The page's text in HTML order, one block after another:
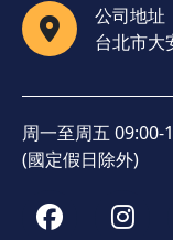
公司地址
台北市大
周一至周五 09:00-
(國定假日除外)